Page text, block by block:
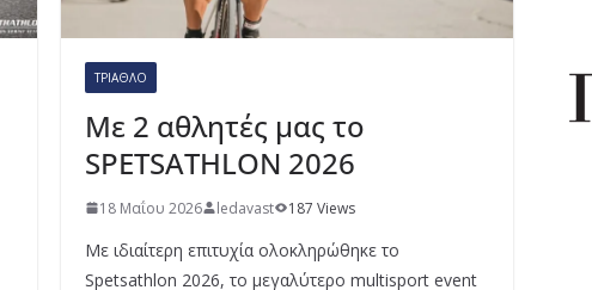
ΤΡΊΑΘΛΟ
Με 2 αθλητές μας το
SPETSATHLON 2026
18 Μαΐου 2026 ledavast 187 Views
Με ιδιαίτερη επιτυχία ολοκληρώθηκε το
Spetsathlon 2026, το μεγαλύτερο multisport event